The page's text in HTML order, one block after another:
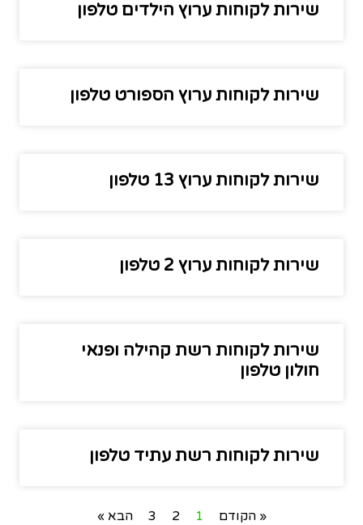
שירות לקוחות ערוץ הילדים טלפון
שירות לקוחות ערוץ הספורט טלפון
שירות לקוחות ערוץ 13 טלפון
שירות לקוחות ערוץ 2 טלפון
שירות לקוחות רשת קהילה ופנאי
חולון טלפון
שירות לקוחות רשת עתיד טלפון
« הקודם 1
2
3 הבא »